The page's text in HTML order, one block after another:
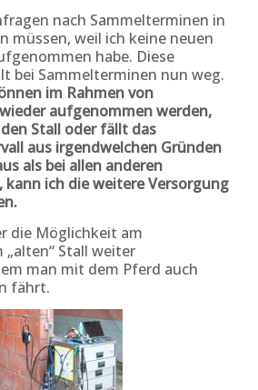
nach Sammelterminen in
müssen, weil ich keine neuen
habe. Diese
bei Sammelterminen nun weg.
im Rahmen von
aufgenommen werden,
Stall oder fällt das
aus irgendwelchen Gründen
als bei allen anderen
kann ich die weitere Versorgung
die Möglichkeit am
Stall weiter
man mit dem Pferd auch
fährt.